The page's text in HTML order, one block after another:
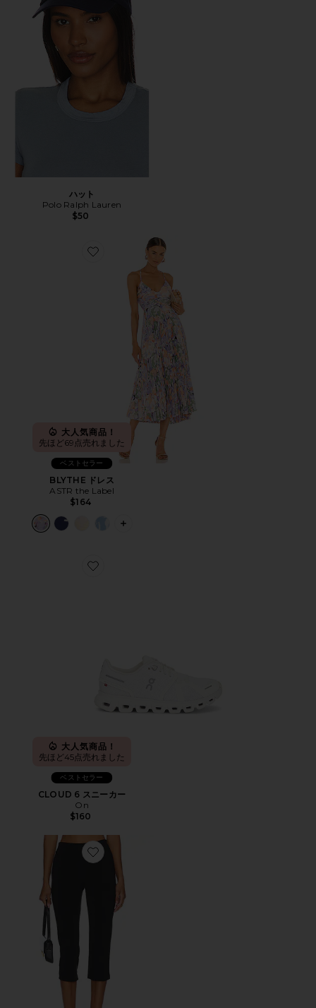
ハット
Polo Ralph Lauren
$50
Favorite BLYTHE ドレス
大人気商品！
先ほど69点売れました
ベストセラー
BLYTHE ドレス
ASTR the Label
$164
PLUS ICON TO SEE MORE OPTIONS
Favorite CLOUD 6 スニーカー
大人気商品！
先ほど45点売れました
ベストセラー
CLOUD 6 スニーカー
On
$160
Favorite カプリパンツ